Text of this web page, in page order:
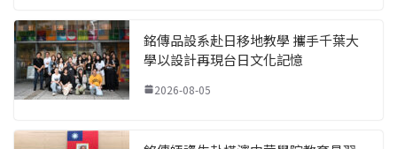
銘傳品設系赴日移地教學 攜手千葉大
學以設計再現台日文化記憶
2026-08-05